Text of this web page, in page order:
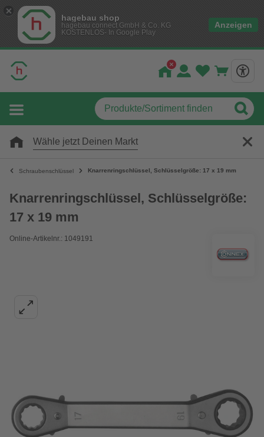
hagebau shop
hagebau connect GmbH & Co. KG
KOSTENLOS- In Google Play
Anzeigen
Wähle jetzt Deinen Markt
Schraubenschlüssel Knarrenringschlüssel, Schlüsselgröße: 17 x 19 mm
Knarrenringschlüssel, Schlüsselgröße:
17 x 19 mm
Online-Artikelnr.: 1049191